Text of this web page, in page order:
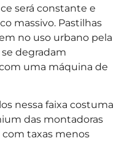
será constante e
massivo. Pastilhas
no uso urbano pela
degradam
uma máquina de
nessa faixa costuma
das montadoras
taxas menos